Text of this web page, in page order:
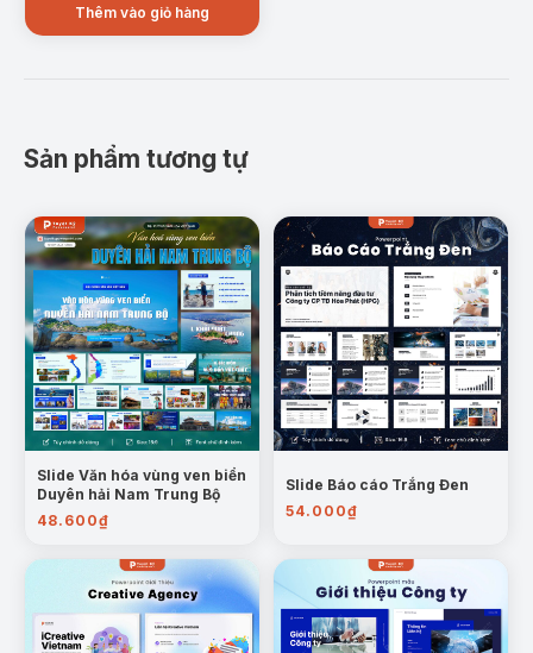
Thêm vào giỏ hàng
Sản phẩm tương tự
Slide Văn hóa vùng ven biển
Duyên hải Nam Trung Bộ
48.600₫
Slide Báo cáo Trắng Đen
54.000₫